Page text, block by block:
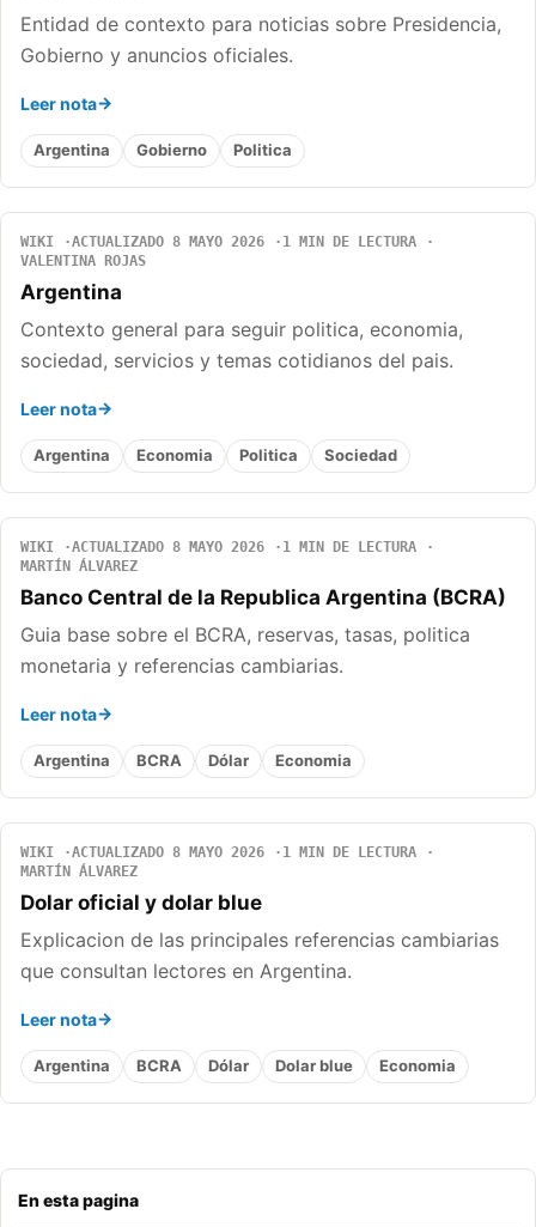
En esta pagina
Entidad de contexto para noticias sobre Presidencia,
Gobierno y anuncios oficiales.
Leer nota
Argentina Gobierno Politica
WIKI ACTUALIZADO 8 MAYO 2026
1 MIN DE LECTURA
VALENTINA ROJAS
Argentina
Contexto general para seguir politica, economia,
sociedad, servicios y temas cotidianos del pais.
Leer nota
Argentina Economia Politica Sociedad
WIKI ACTUALIZADO 8 MAYO 2026
1 MIN DE LECTURA
MARTÍN ÁLVAREZ
Banco Central de la Republica Argentina (BCRA)
Guia base sobre el BCRA, reservas, tasas, politica
monetaria y referencias cambiarias.
Leer nota
Argentina BCRA Dólar Economia
WIKI ACTUALIZADO 8 MAYO 2026
1 MIN DE LECTURA
MARTÍN ÁLVAREZ
Dolar oficial y dolar blue
Explicacion de las principales referencias cambiarias
que consultan lectores en Argentina.
Leer nota
Argentina BCRA Dólar Dolar blue Economia